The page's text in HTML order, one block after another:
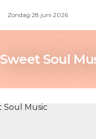
Sweet Soul
Zondag 28 juni 2026